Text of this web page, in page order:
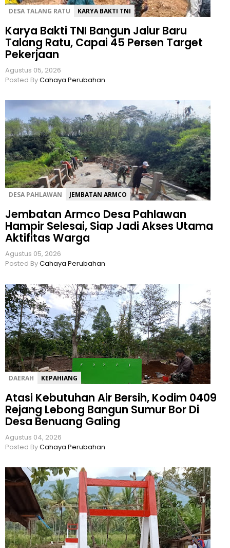
DESA TALANG RATU KARYA BAKTI TNI
Karya Bakti TNI Bangun Jalur Baru
Talang Ratu, Capai 45 Persen Target
Pekerjaan
Agustus 05, 2026
Posted ByCahaya Perubahan
DESA PAHLAWAN JEMBATAN ARMCO
Jembatan Armco Desa Pahlawan
Hampir Selesai, Siap Jadi Akses Utama
Aktifitas Warga
Agustus 05, 2026
Posted ByCahaya Perubahan
DAERAH KEPAHIANG
Atasi Kebutuhan Air Bersih, Kodim 0409
Rejang Lebong Bangun Sumur Bor Di
Desa Benuang Galing
Agustus 04, 2026
Posted ByCahaya Perubahan